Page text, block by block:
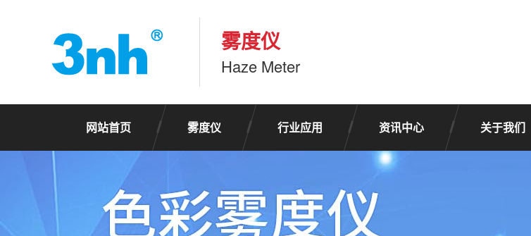
雾度仪
Haze Meter
网站首页 雾度仪 行业应用 资讯中心 关于我们